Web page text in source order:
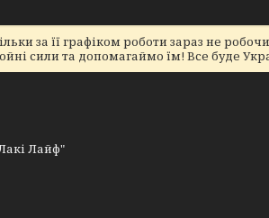
за її графіком роботи зараз не
сили та допомагаймо їм! Все буде
Лайф"